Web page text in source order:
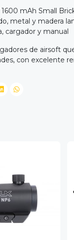
mAh Small
metal y madera
cargador y manual
de airsoft
con excelente